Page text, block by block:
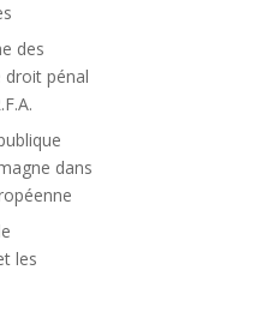
des
droit pénal
dans
les